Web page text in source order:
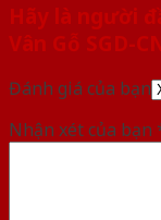
Hãy là người
Vân Gỗ SGD-
Đánh giá của bạn
Nhận xét của bạn